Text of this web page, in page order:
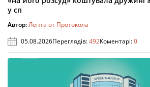
у сп
Автор:Лента от Протокола
05.08.2026Переглядів:492Коментарі:0